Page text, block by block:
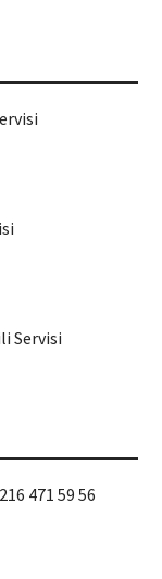
Servisi
471 59 56